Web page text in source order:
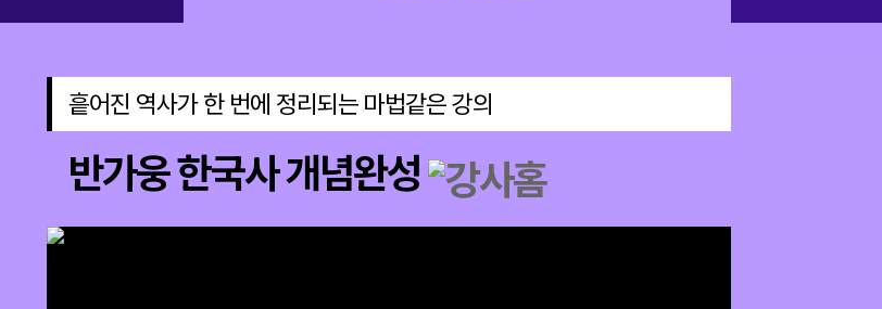
흩어진 역사가 한 번에 정리되는 마법같은 강의
반가웅 한국사 개념완성